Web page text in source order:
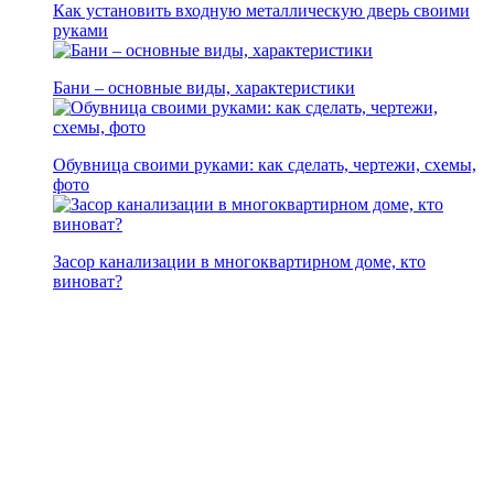
Как установить входную металлическую дверь своими
руками
Бани – основные виды, характеристики
Обувница своими руками: как сделать, чертежи, схемы,
фото
Засор канализации в многоквартирном доме, кто
виноват?